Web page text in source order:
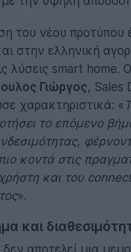
του νέου προτύπου
στην ελληνική
λύσεις smart home.
Γιώργος, Sales
χαρακτηριστικά: «
το επόμενο
κοντά στις
και του
».
και
δεν αποτελεί μια